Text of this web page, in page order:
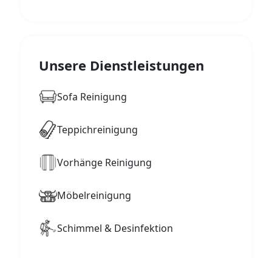
Unsere Dienstleistungen
Sofa Reinigung
Teppichreinigung
Vorhänge Reinigung
Möbelreinigung
Schimmel & Desinfektion